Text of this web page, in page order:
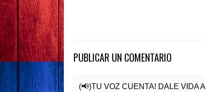
PUBLICAR UN COMENTARIO
(📢)TU VOZ CUENTA! DALE VIDA